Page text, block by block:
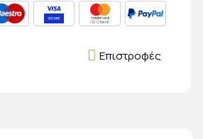
Επιστροφές